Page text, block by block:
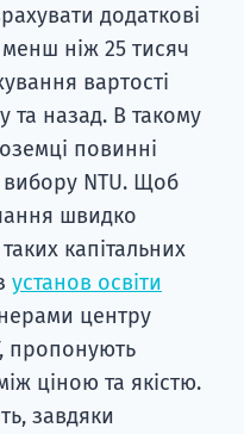
додаткові
ніж 25 тисяч
вартості
та назад. В такому
повинні
вибору NTU. Щоб
швидко
капітальних
установ освіти
центру
пропонують
ціною та якістю.
завдяки